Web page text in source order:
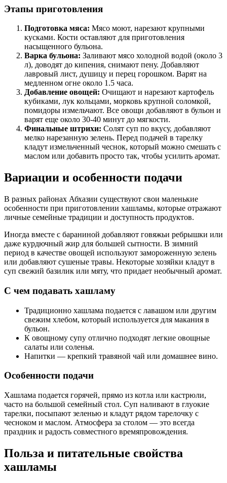
Этапы приготовления
Подготовка мяса: Мясо моют, нарезают крупными
кусками. Кости оставляют для приготовления
насыщенного бульона.
Варка бульона: Заливают мясо холодной водой (около 3
л), доводят до кипения, снимают пену. Добавляют
лавровый лист, душицу и перец горошком. Варят на
медленном огне около 1.5 часа.
Добавление овощей: Очищают и нарезают картофель
кубиками, лук кольцами, морковь крупной соломкой,
помидоры измельчают. Все овощи добавляют в бульон и
варят еще около 30-40 минут до мягкости.
Финальные штрихи: Солят суп по вкусу, добавляют
мелко нарезанную зелень. Перед подачей в тарелку
кладут измельченный чеснок, который можно смешать с
маслом или добавить просто так, чтобы усилить аромат.
Вариации и особенности подачи
В разных районах Абхазии существуют свои маленькие
особенности при приготовлении хашламы, которые отражают
личные семейные традиции и доступность продуктов.
Иногда вместе с бараниной добавляют говяжьи ребрышки или
даже курдючный жир для большей сытности. В зимний
период в качестве овощей используют замороженную зелень
или добавляют сушеные травы. Некоторые хозяйки кладут в
суп свежий базилик или мяту, что придает необычный аромат.
С чем подавать хашламу
Традиционно хашлама подается с лавашом или другим
свежим хлебом, который используется для макания в
бульон.
К овощному супу отлично подходят легкие овощные
салаты или соленья.
Напитки — крепкий травяной чай или домашнее вино.
Особенности подачи
Хашлама подается горячей, прямо из котла или кастрюли,
часто на большой семейный стол. Суп наливают в глуокие
тарелки, посыпают зеленью и кладут рядом тарелочку с
чесноком и маслом. Атмосфера за столом — это всегда
праздник и радость совместного времяпровождения.
Польза и питательные свойства
хашламы